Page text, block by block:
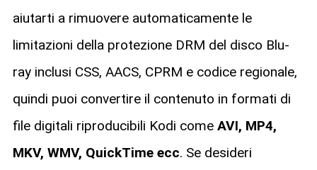
aiutarti a rimuovere automaticamente le
limitazioni della protezione DRM del disco Blu-
ray inclusi CSS, AACS, CPRM e codice regionale,
quindi puoi convertire il contenuto in formati di
file digitali riproducibili Kodi come AVI, MP4,
MKV, WMV, QuickTime ecc. Se desideri